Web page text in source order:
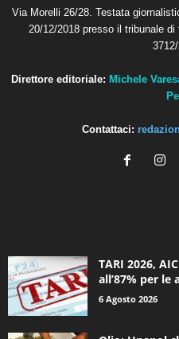
Via Morelli 26/28. Testata
20/12/2018 presso il tribunale
3712/
Direttore editoriale: Michele
Contattaci:
TARI 2026,
all’87% per le
6 Agosto 2026